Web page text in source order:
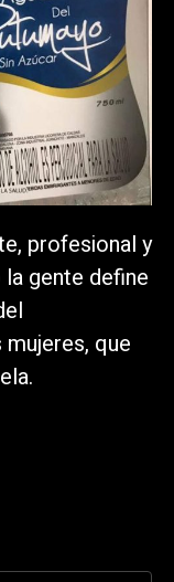
profesional y
gente define
mujeres, que